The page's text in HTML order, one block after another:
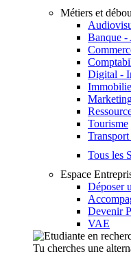
Métiers et
Banque -
Digital -
Tourisme
Tous les
Espace
Déposer
Devenir
VAE
Tu cherches une